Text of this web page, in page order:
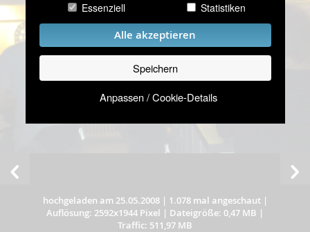
Essenziell
Statistiken
Alle akzeptieren
Speichern
Anpassen / Cookie-Details
hochgeladen am 25.05.2008| 1.078 mal angeschaut|
Auflösung: 2592x1944 Pixel | Dateigröße: 0,47 MB |
Traffic: 511,97 MB